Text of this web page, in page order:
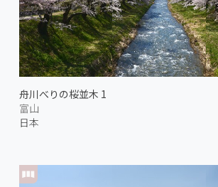
舟川べりの桜並木 1
富山
日本